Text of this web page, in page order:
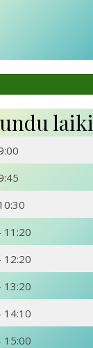
laiki
11:20
12:20
13:20
14:10
15:00